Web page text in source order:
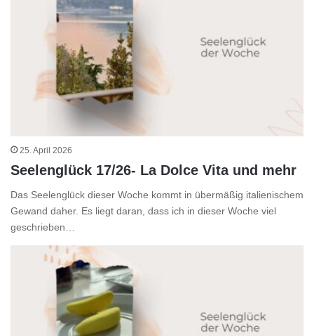
25. April 2026
Seelenglück 17/26- La Dolce Vita und mehr
Das Seelenglück dieser Woche kommt in übermäßig italienischem
Gewand daher. Es liegt daran, dass ich in dieser Woche viel
geschrieben…